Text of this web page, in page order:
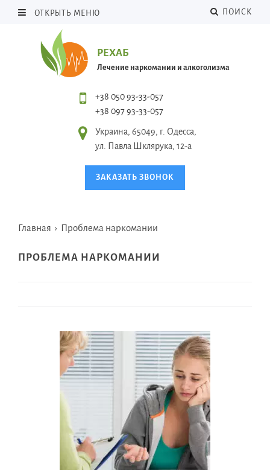
ОТКРЫТЬ МЕНЮ ПОИСК
РЕХАБ
Лечение наркомании и алкоголизма
+38 050 93-33-057
+38 097 93-33-057
Украина, 65049, г. Одесса,
ул. Павла Шклярука, 12-а
ЗАКАЗАТЬ ЗВОНОК
Главная › Проблема наркомании
ПРОБЛЕМА НАРКОМАНИИ